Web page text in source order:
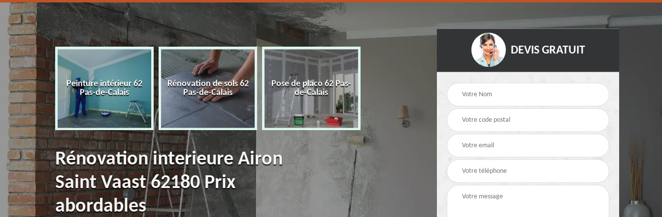
interieure
Calais
Peinture intérieur 62
Pas-de-Calais
Rénovation de sols 62
Pas-de-Calais
Pose de placo 62 Pas-
de-Calais
Rénovation de maison
Pose de parquet 62
Dépannage
62 Pas-de-Calais
Rénovation interieure Airon
Saint Vaast 62180 Prix
abordables
DEVIS GRATUIT